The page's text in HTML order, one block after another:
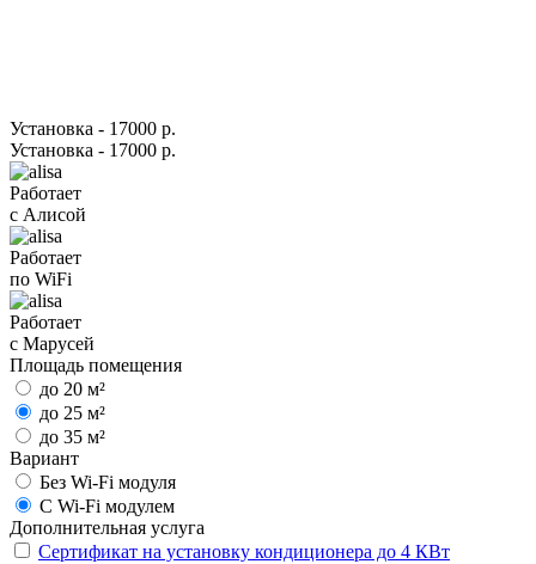
Установка - 17000 р.
Установка - 17000 р.
Работает
с Алисой
Работает
по WiFi
Работает
с Марусей
Площадь помещения
до 20 м²
до 25 м²
до 35 м²
Вариант
Без Wi-Fi модуля
С Wi-Fi модулем
Дополнительная услуга
Сертификат на установку кондиционера до 4 КВт